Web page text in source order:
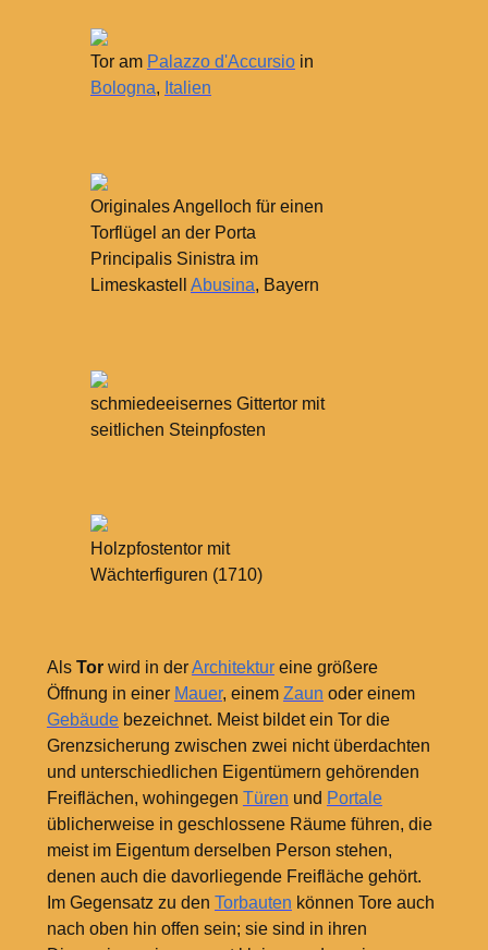
Tor am Palazzo d'Accursioin
Bologna, Italien
Originales Angelloch für einen
Torflügel an der Porta
Principalis Sinistra im
Limeskastell Abusina, Bayern
schmiedeeisernes Gittertor mit
seitlichen Steinpfosten
Holzpfostentor mit
Wächterfiguren (1710)
Als Torwird in derArchitektureine größere
Öffnung in einer Mauer, einem Zaun oder einem
Gebäudebezeichnet. Meist bildet ein Tor die
Grenzsicherung zwischen zwei nicht überdachten
und unterschiedlichen Eigentümern gehörenden
Freiflächen, wohingegen Türen und Portale
üblicherweise in geschlossene Räume führen, die
meist im Eigentum derselben Person stehen,
denen auch die davorliegende Freifläche gehört.
Im Gegensatz zu den Torbauten können Tore auch
nach oben hin offen sein; sie sind in ihren